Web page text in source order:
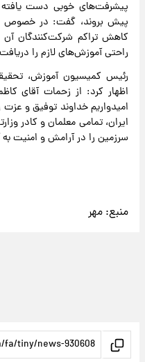
پیشرفت‌های خوبی دست
پیش بروند، گفت: در خصوص
کاهش تراکم شرکت‌کنندگان آن
راحتی آموزش‌های لازم را
رئیس کمیسیون آموزش،
اظهار کرد: از زحمات آقای
امیدواریم خداوند توفیق و
ایران، تمامی معلمان و کادر
سرزمین را در آرامش و امنیت
منبع: مهر